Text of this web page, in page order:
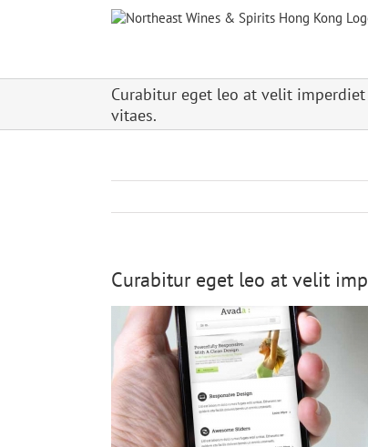
Curabitur eget leo at velit
vitaes.
Curabitur eget leo at velit